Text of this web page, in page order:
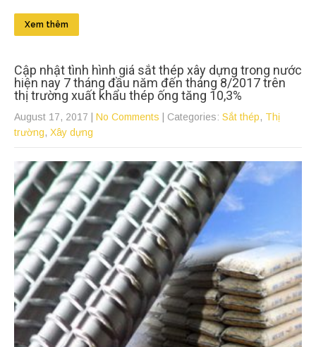
Xem thêm
Cập nhật tình hình giá sắt thép xây dựng trong nước
hiện nay 7 tháng đầu năm đến tháng 8/2017 trên
thị trường xuất khẩu thép ống tăng 10,3%
August 17, 2017 No Comments | Categories: Sắt thép, Thị
trường, Xây dựng